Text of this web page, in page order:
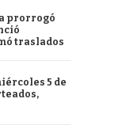
prorrogó
traslados
5 de